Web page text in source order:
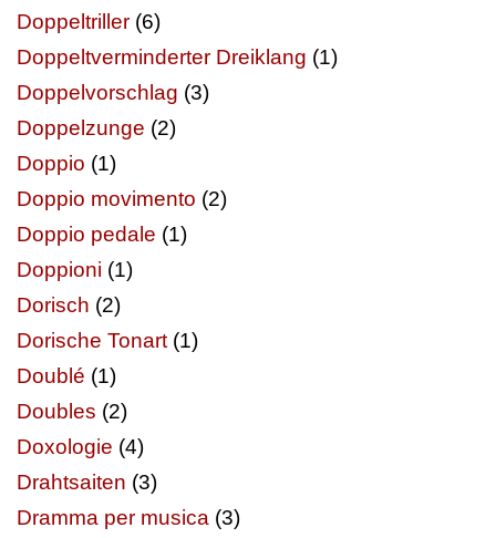
Doppeltriller (6)
Doppeltverminderter Dreiklang (1)
Doppelvorschlag (3)
Doppelzunge (2)
Doppio (1)
Doppio movimento (2)
Doppio pedale (1)
Doppioni (1)
Dorisch (2)
Dorische Tonart (1)
Doublé (1)
Doubles (2)
Doxologie (4)
Drahtsaiten (3)
Dramma per musica (3)